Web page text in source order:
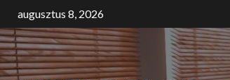
augusztus 8, 2026